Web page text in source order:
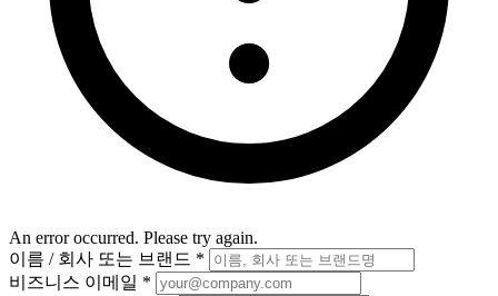
An error occurred. Please try again.
이름 / 회사 또는 브랜드 *
비즈니스 이메일 *